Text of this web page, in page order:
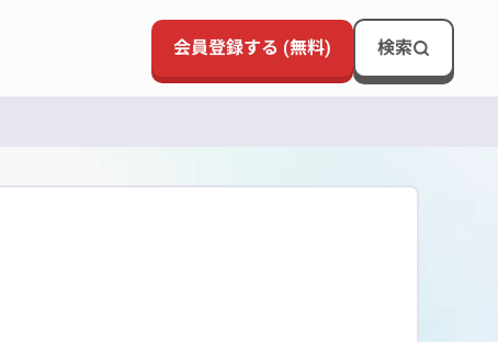
会員登録する (無料) 検索